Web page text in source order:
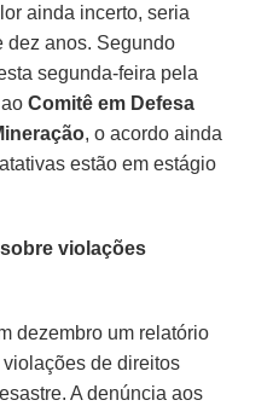
ainda incerto, seria
dez anos. Segundo
segunda-feira pela
aoComitê em Defesa
, o acordo ainda
estão em estágio
violações
dezembro um relatório
de direitos
A denúncia aos